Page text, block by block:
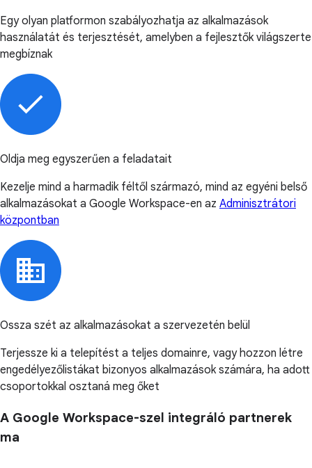
Egy olyan platformon szabályozhatja az alkalmazások
használatát és terjesztését, amelyben a fejlesztők világszerte
megbíznak
Oldja meg egyszerűen a feladatait
Kezelje mind a harmadik féltől származó, mind az egyéni belső
alkalmazásokat a Google Workspace-en az Adminisztrátori
központban
Ossza szét az alkalmazásokat a szervezetén belül
Terjessze ki a telepítést a teljes domainre, vagy hozzon létre
engedélyezőlistákat bizonyos alkalmazások számára, ha adott
csoportokkal osztaná meg őket
A Google Workspace-szel integráló partnerek
ma